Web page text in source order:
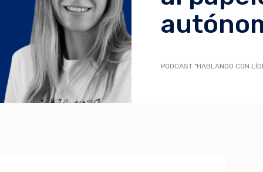
PODCAST "HABLANDO CON